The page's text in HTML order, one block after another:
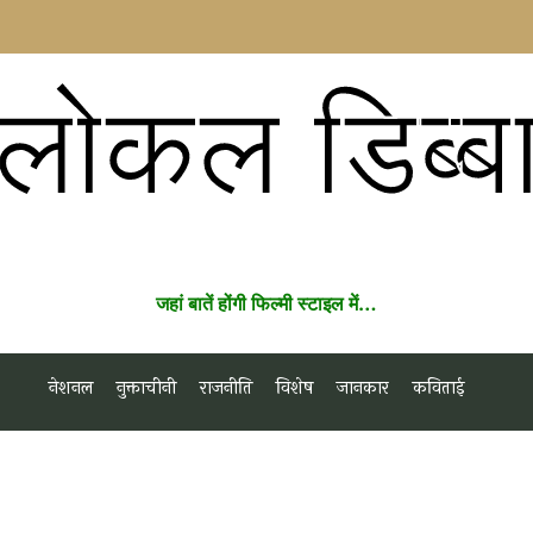
जहां बातें होंगी फिल्मी स्टाइल में…
नेशनल नुक्ताचीनी राजनीति विशेष जानकार कविताई